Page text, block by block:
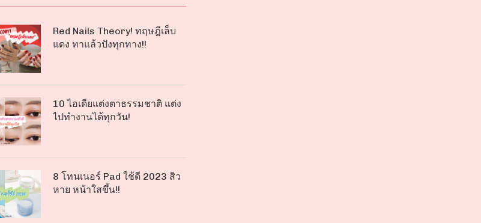
Red Nails Theory! ทฤษฎีเล็บ
แดง ทาแล้วปังทุกทาง!!
10 ไอเดียแต่งตาธรรมชาติ แต่ง
ไปทำงานได้ทุกวัน!
8 โทนเนอร์ Pad ใช้ดี 2023 สิว
หาย หน้าใสขึ้น!!